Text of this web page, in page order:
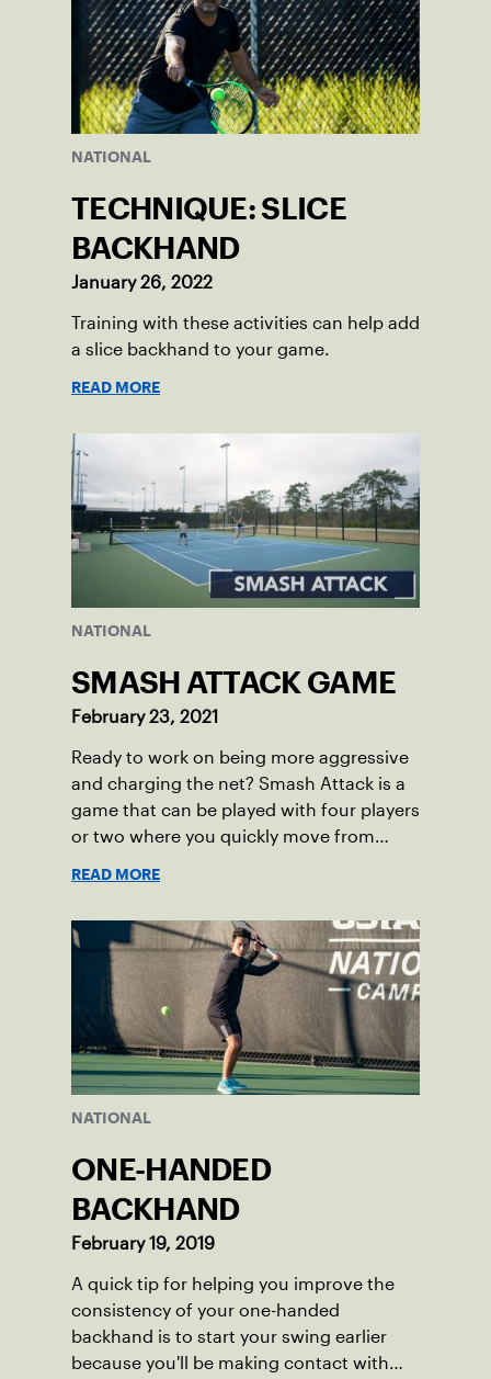
NATIONAL
TECHNIQUE: SLICE
BACKHAND
January 26, 2022
Training with these activities can help add
a slice backhand to your game.
READ MORE
NATIONAL
SMASH ATTACK GAME
February 23, 2021
Ready to work on being more aggressive
and charging the net? Smash Attack is a
game that can be played with four players
or two where you quickly move from
READ MORE
NATIONAL
ONE-HANDED
BACKHAND
February 19, 2019
A quick tip for helping you improve the
consistency of your one-handed
backhand is to start your swing earlier
because you'll be making contact with